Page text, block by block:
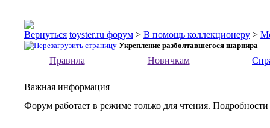
toyster.ru форум > В помощь коллекционеру >
Укрепление разболтавшегося шарнира
Правила Новичкам
Важная информация
Форум работает в режиме только для чтения.